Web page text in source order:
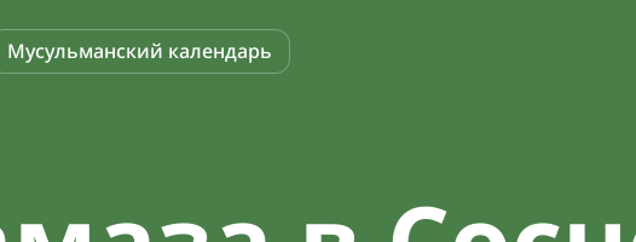
Мусульманский календарь